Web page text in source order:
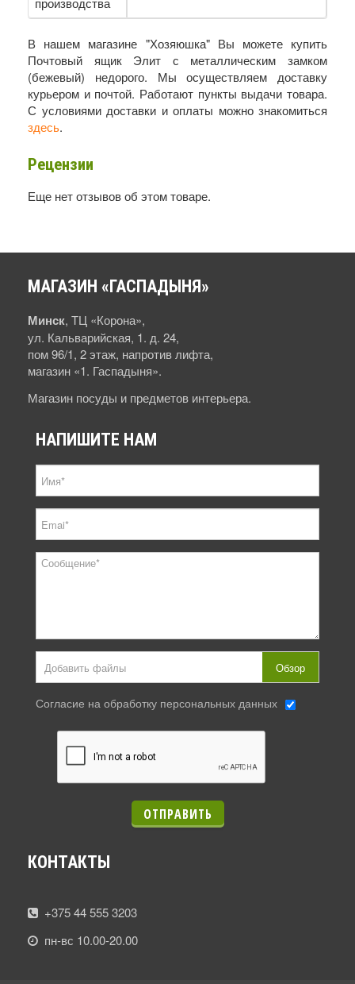
В нашем магазине "Хозяюшка" Вы можете купить
Почтовый ящик Элит с металлическим замком
(бежевый) недорого. Мы осуществляем доставку
курьером и почтой. Работают пункты выдачи товара.
С условиями доставки и оплаты можно знакомиться
здесь.
Рецензии
Еще нет отзывов об этом товаре.
МАГАЗИН «ГАСПАДЫНЯ»
Минск, ТЦ «Корона»,
ул. Кальварийская, 1. д. 24,
пом 96/1, 2 этаж, напротив лифта,
магазин «1. Гаспадыня».
Магазин посуды и предметов интерьера.
НАПИШИТЕ НАМ
Добавить файлы Обзор
Согласие на обработку персональных данных
ОТПРАВИТЬ
КОНТАКТЫ
+375 44 555 3203
пн-вс 10.00-20.00